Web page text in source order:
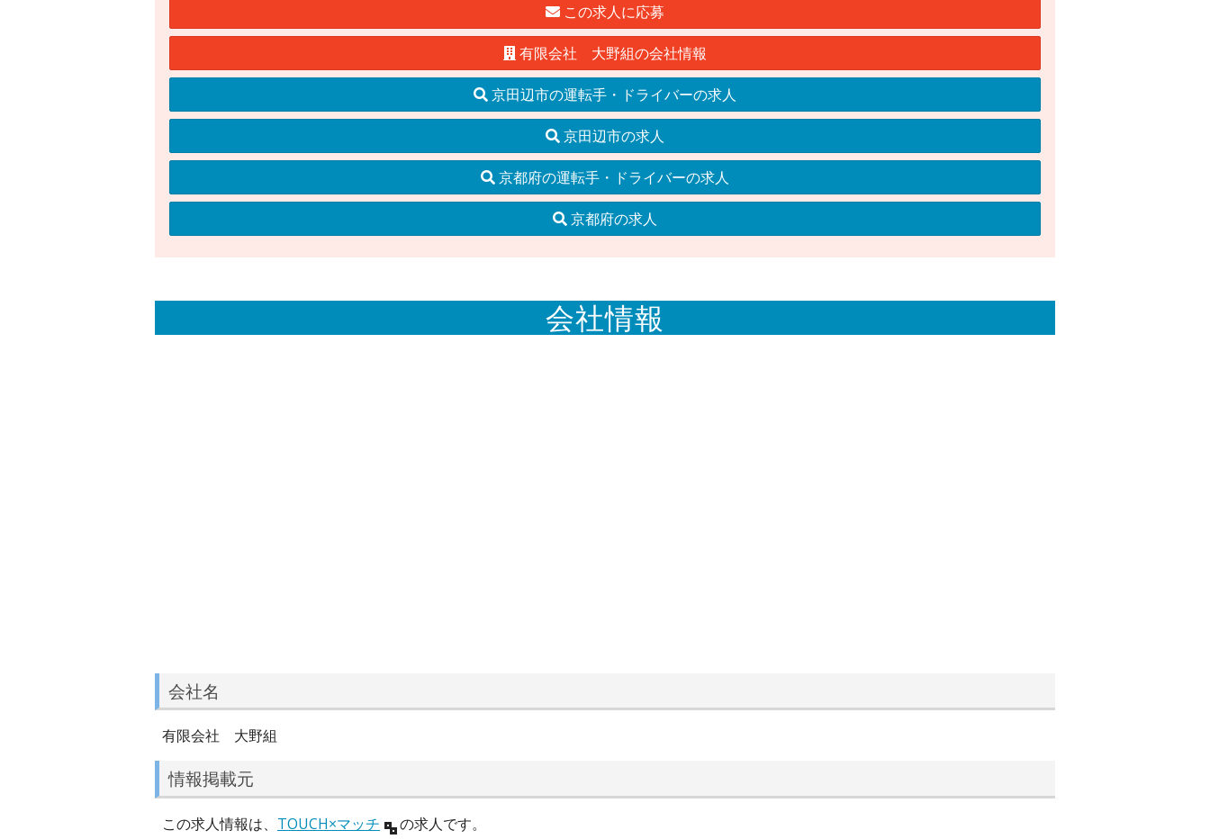
この求人に応募
有限会社 大野組の会社情報
京田辺市の運転手・ドライバーの求人
京田辺市の求人
京都府の運転手・ドライバーの求人
京都府の求人
会社情報
会社名
有限会社 大野組
情報掲載元
この求人情報は、 TOUCH×マッチ の求人です。